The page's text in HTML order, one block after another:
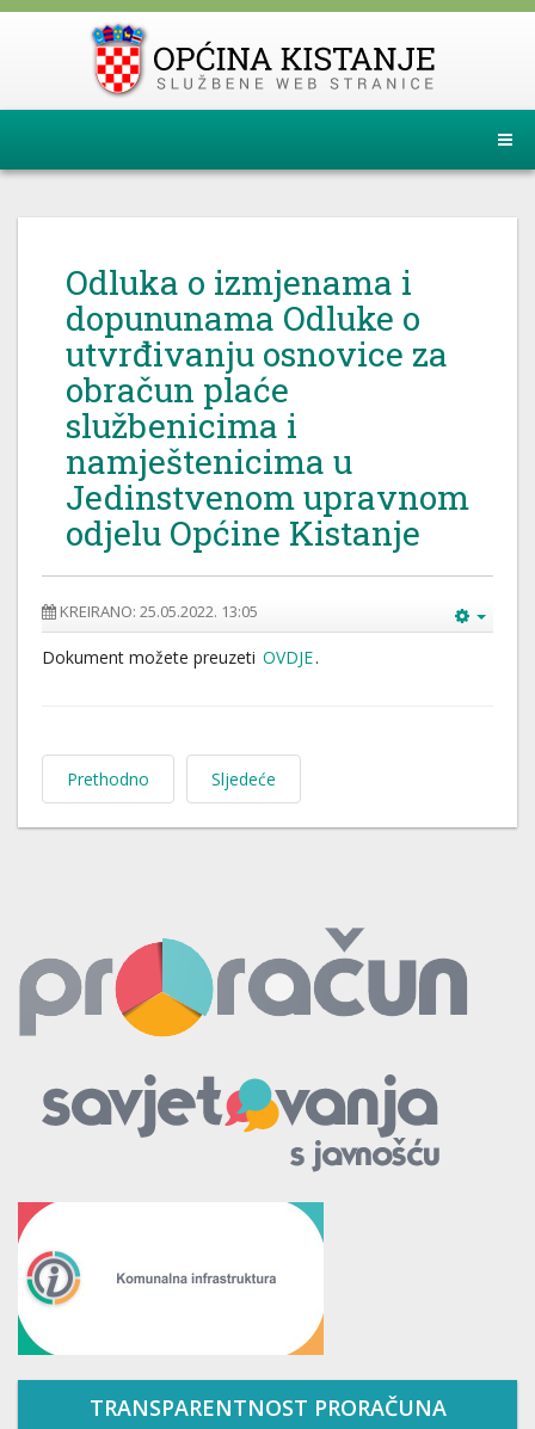
Odluka o izmjenama i
dopununama Odluke o
utvrđivanju osnovice za
obračun plaće
službenicima i
namještenicima u
Jedinstvenom upravnom
odjelu Općine Kistanje
KREIRANO: 25.05.2022. 13:05
Dokument možete preuzeti OVDJE.
Prethodno Sljedeće
TRANSPARENTNOST PRORAČUNA